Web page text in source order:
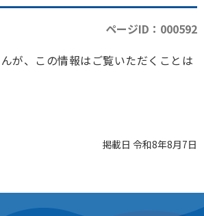
ページID：000592
が、この情報はご覧いただくことは
掲載日 令和8年8月7日